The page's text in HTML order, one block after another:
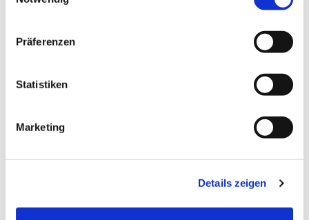
Präferenzen
Statistiken
Marketing
Details zeigen
Ärztin der Klinik für Unfallchirurgie und
E-Mail schreiben